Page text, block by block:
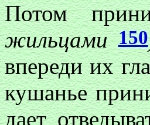
Потом
жильцами150
впереди их
кушанье
дает